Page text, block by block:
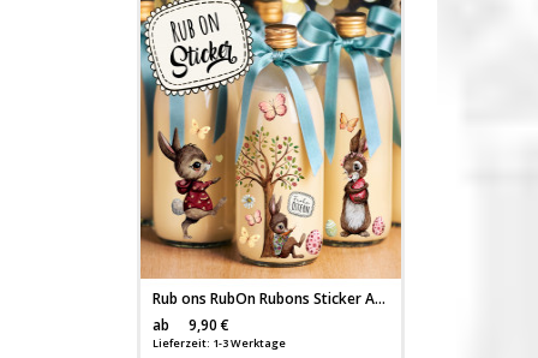
Rub ons RubOn Rubons Sticker Aufkleber DIY Teelichter selbst gestalten Windlicht Ostern Easter Reh Häschen rb20
ab
9,90 €
Lieferzeit: 1-3 Werktage